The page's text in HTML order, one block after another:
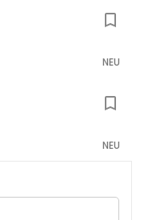
NEU
NEU